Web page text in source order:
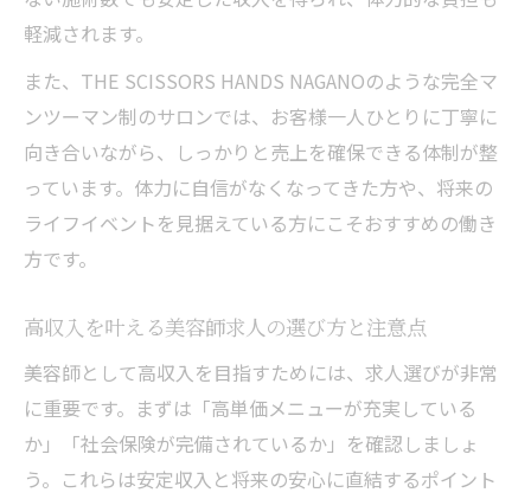
軽減されます。
また、THE SCISSORS HANDS NAGANOのような完全マ
ンツーマン制のサロンでは、お客様一人ひとりに丁寧に
向き合いながら、しっかりと売上を確保できる体制が整
っています。体力に自信がなくなってきた方や、将来の
ライフイベントを見据えている方にこそおすすめの働き
方です。
高収入を叶える美容師求人の選び方と注意点
美容師として高収入を目指すためには、求人選びが非常
に重要です。まずは「高単価メニューが充実している
か」「社会保険が完備されているか」を確認しましょ
う。これらは安定収入と将来の安心に直結するポイント